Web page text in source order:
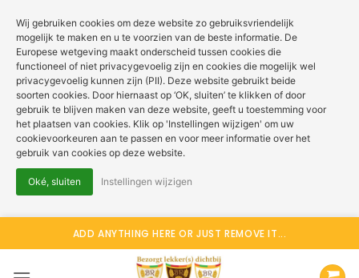
naar
ADD ANYTHING HERE OR JUST REMOVE IT...
Wij gebruiken cookies om deze website zo gebruiksvriendelijk
mogelijk te maken en u te voorzien van de beste informatie. De
Europese wetgeving maakt onderscheid tussen cookies die
functioneel of niet privacygevoelig zijn en cookies die mogelijk wel
privacygevoelig kunnen zijn (PII). Deze website gebruikt beide
soorten cookies. Door hiernaast op ‘OK, sluiten’ te klikken of door
gebruik te blijven maken van deze website, geeft u toestemming voor
het plaatsen van cookies. Klik op 'Instellingen wijzigen' om uw
cookievoorkeuren aan te passen en voor meer informatie over het
gebruik van cookies op deze website.
Oké, sluiten Instellingen wijzigen